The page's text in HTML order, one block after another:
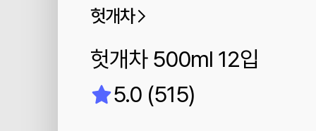
헛개차
헛개차 500ml 12입
5.0 (515)